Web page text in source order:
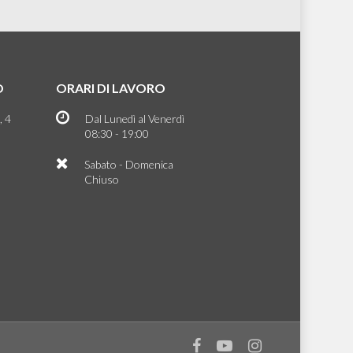
4
ORARI DI LAVORO
Dal Lunedì al Venerdì
08:30 - 19:00
Sabato - Domenica
Chiuso
facebookyoutubeinstagram